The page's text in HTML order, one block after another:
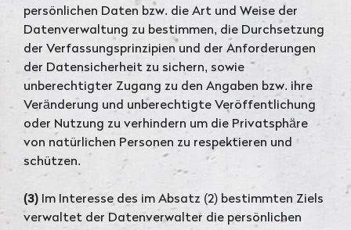
persönlichen Daten bzw. die Art und Weise der
Datenverwaltung zu bestimmen, die Durchsetzung
der Verfassungsprinzipien und der Anforderungen
der Datensicherheit zu sichern, sowie
unberechtigter Zugang zu den Angaben bzw. ihre
Veränderung und unberechtigte Veröffentlichung
oder Nutzung zu verhindern um die Privatsphäre
von natürlichen Personen zu respektieren und
schützen.
(3) Im Interesse des im Absatz (2) bestimmten Ziels
verwaltet der Datenverwalter die persönlichen